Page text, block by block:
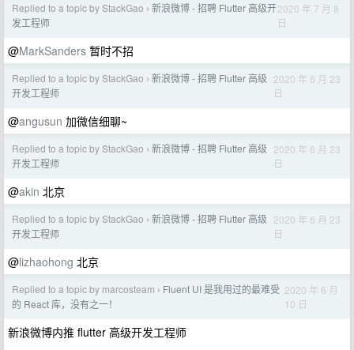
Replied to a topic by StackGao › 新浪微博 - 招聘 Flutter 高级开
发工程师
2020 年 7 月 8
日
@MarkSanders 暂时不招
Replied to a topic by StackGao › 新浪微博 - 招聘 Flutter 高级
开发工程师
2020 年 6 月 23
日
@angusun 加微信细聊~
Replied to a topic by StackGao › 新浪微博 - 招聘 Flutter 高级
开发工程师
2020 年 6 月 23
日
@akin 北京
Replied to a topic by StackGao › 新浪微博 - 招聘 Flutter 高级
开发工程师
2020 年 6 月 23
日
@lizhaohong 北京
Replied to a topic by marcosteam › Fluent UI 是我用过的最难受
的 React 库，没有之一！
2020 年 6 月
10 日
新浪微博内推 flutter 高级开发工程师